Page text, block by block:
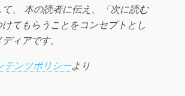
て、 本の読者に伝え、「次に読む
てもらうことをコンセプトとし
ィアです。
テンツポリシーより